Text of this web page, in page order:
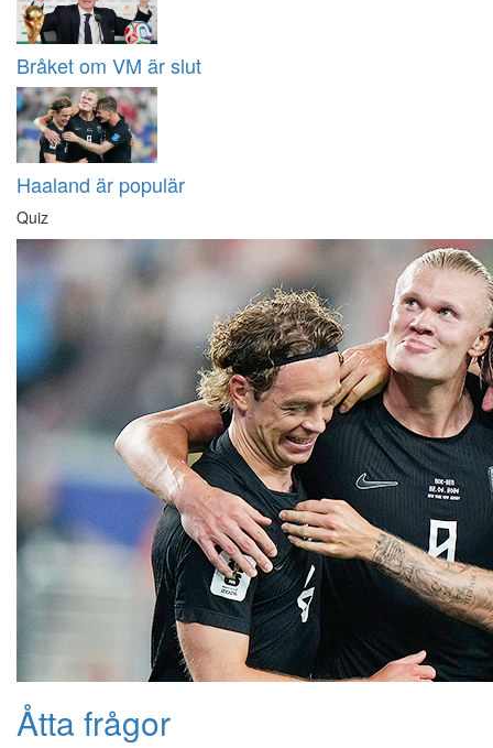
Bråket om VM är slut
Haaland är populär
Quiz
Åtta frågor